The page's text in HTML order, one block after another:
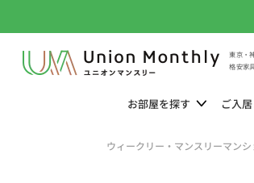
東京・
格安家
お部屋を探す ご入
ウィークリー・マンスリーマン